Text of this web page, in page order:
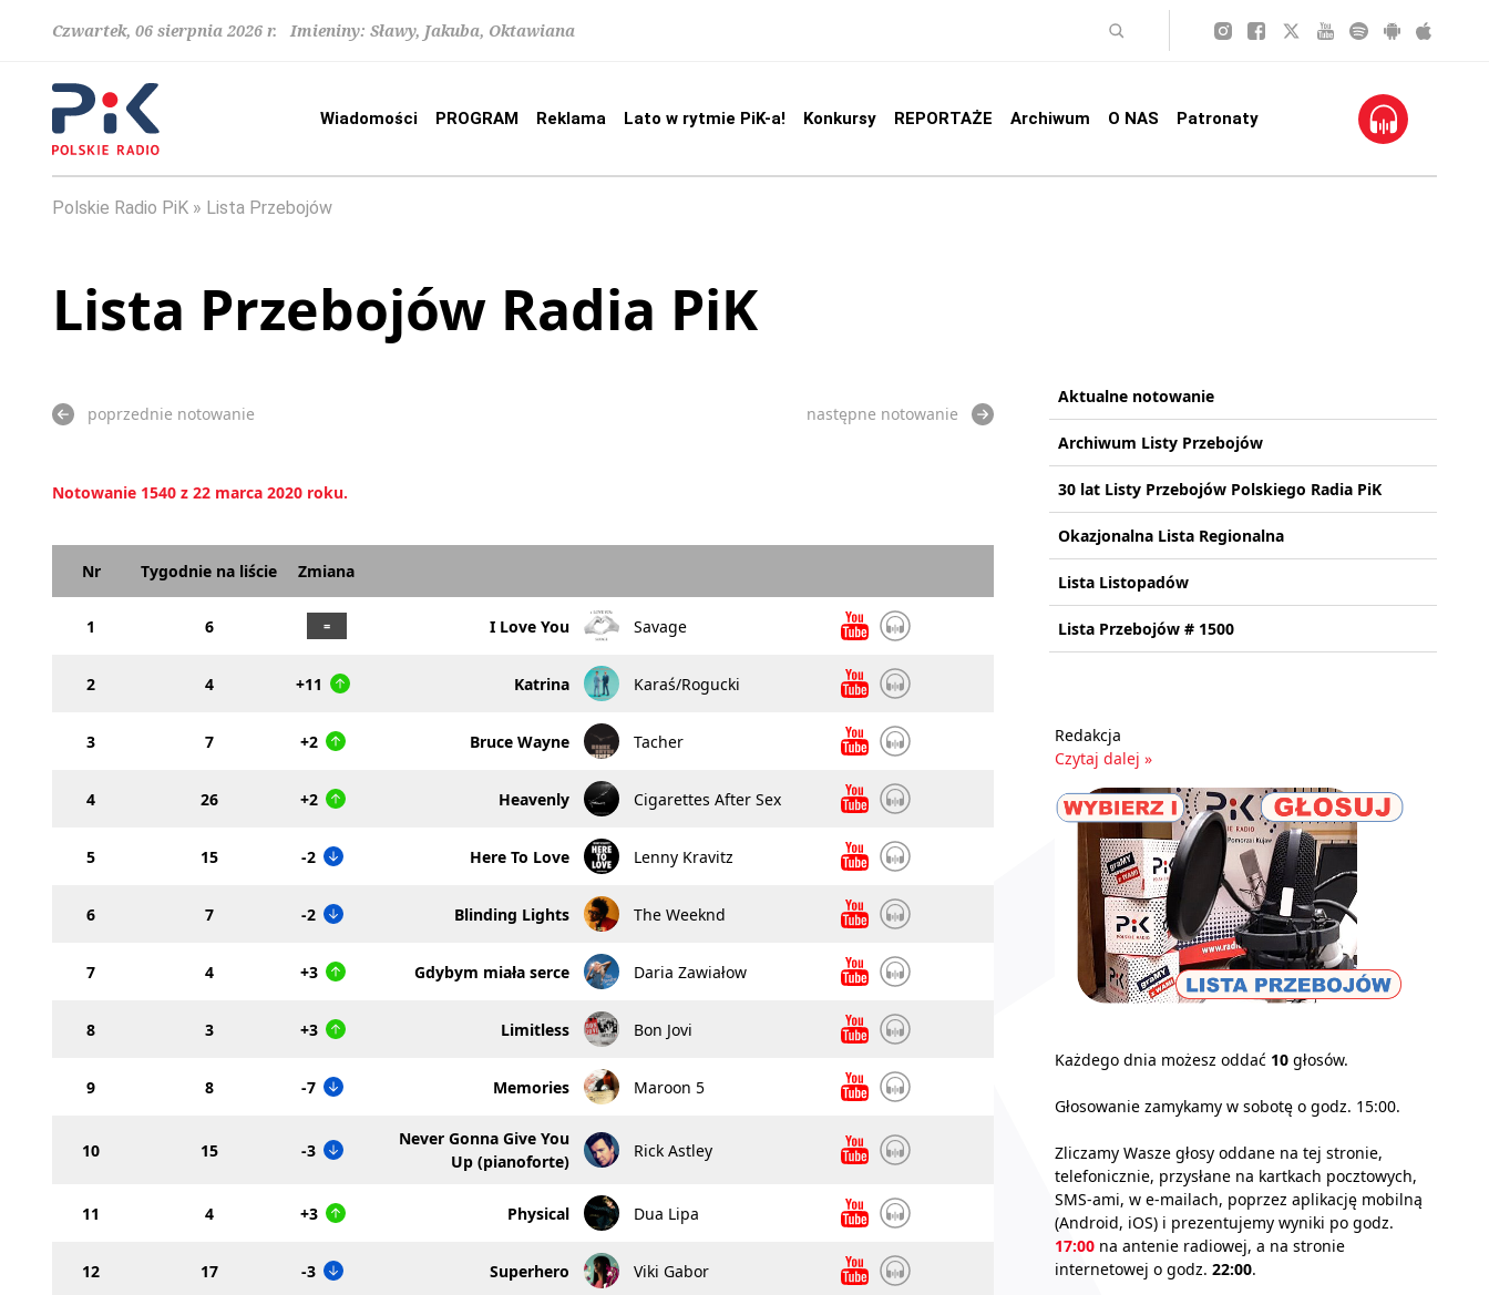
Czwartek, 06 sierpnia 2026 r. Imieniny: Sławy, Jakuba, Oktawiana
Wiadomości PROGRAM Reklama Lato w rytmie PiK-a! Konkursy REPORTAŻE Archiwum O NAS Patronaty
Polskie Radio PiK Lista Przebojów
Lista Przebojów Radia PiK
poprzednie notowanie następne notowanie
Notowanie 1540 z 22 marca 2020 roku.
Nr Tygodnie na liście Zmiana
1 6 I Love You Savage
2 4 +11 Katrina Karaś/Rogucki
3 7 +2 Bruce Wayne Tacher
4 26 +2 Heavenly Cigarettes After Sex
5 15 -2 Here To Love Lenny Kravitz
6 7 -2 Blinding Lights The Weeknd
7 4 +3 Gdybym miała serce Daria Zawiałow
8 3 +3 Limitless Bon Jovi
9 8 -7 Memories Maroon 5
10 15 -3
Never Gonna Give You
Up (pianoforte)
Rick Astley
11 4 +3 Physical Dua Lipa
12 17 -3 Superhero Viki Gabor
Aktualne notowanie
Archiwum Listy Przebojów
30 lat Listy Przebojów Polskiego Radia PiK
Okazjonalna Lista Regionalna
Lista Listopadów
Lista Przebojów # 1500
Redakcja
Czytaj dalej »
Każdego dnia możesz oddać 10 głosów.
Głosowanie zamykamy w sobotę o godz. 15:00.
Zliczamy Wasze głosy oddane na tej stronie,
telefonicznie, przysłane na kartkach pocztowych,
SMS-ami, w e-mailach, poprzez aplikację mobilną
(Android, iOS) i prezentujemy wyniki po godz.
17:00 na antenie radiowej, a na stronie
internetowej o godz. 22:00.